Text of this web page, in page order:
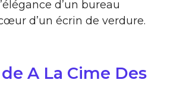
d’un bureau
d’un écrin de verdure.
A La Cime Des